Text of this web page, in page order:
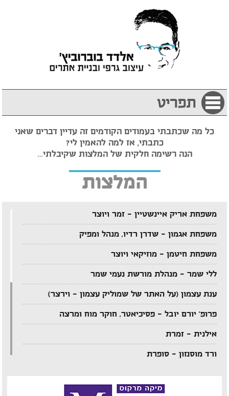
תפריט
כל מה שכתבתי בעמודים הקודמים זה עדיין דברים שאני
כתבתי, אז למה להאמין לי?
הנה רשימה חלקית של המלצות שקיבלתי…
המלצות
משפחת אריק איינשטיין – זמר ויוצר
משפחת אגמון – שדרן רדיו, מנהל ומפיק
משפחת חיטמן – מוזיקאי ויוצר
ללי שמר – מנהלת מורשת נעמי שמר
ענת עצמון (על האתר של שמוליק עצמון – וירצר)
פרופ' יורם יובל – פסיכיאטר, חוקר מוח ומרצה
אילנית – זמרת
ורד מוסנזון – סופרת
אביהו מדינה – מוזיקאי ויוצר